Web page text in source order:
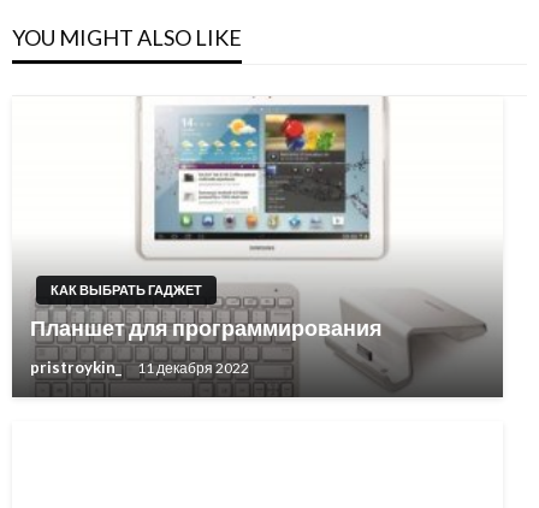
YOU MIGHT ALSO LIKE
КАК ВЫБРАТЬ ГАДЖЕТ
Планшет для программирования
pristroykin_ 11 декабря 2022